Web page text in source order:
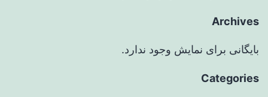
Archives
بایگانی برای نمایش وجود ندارد.
Categories